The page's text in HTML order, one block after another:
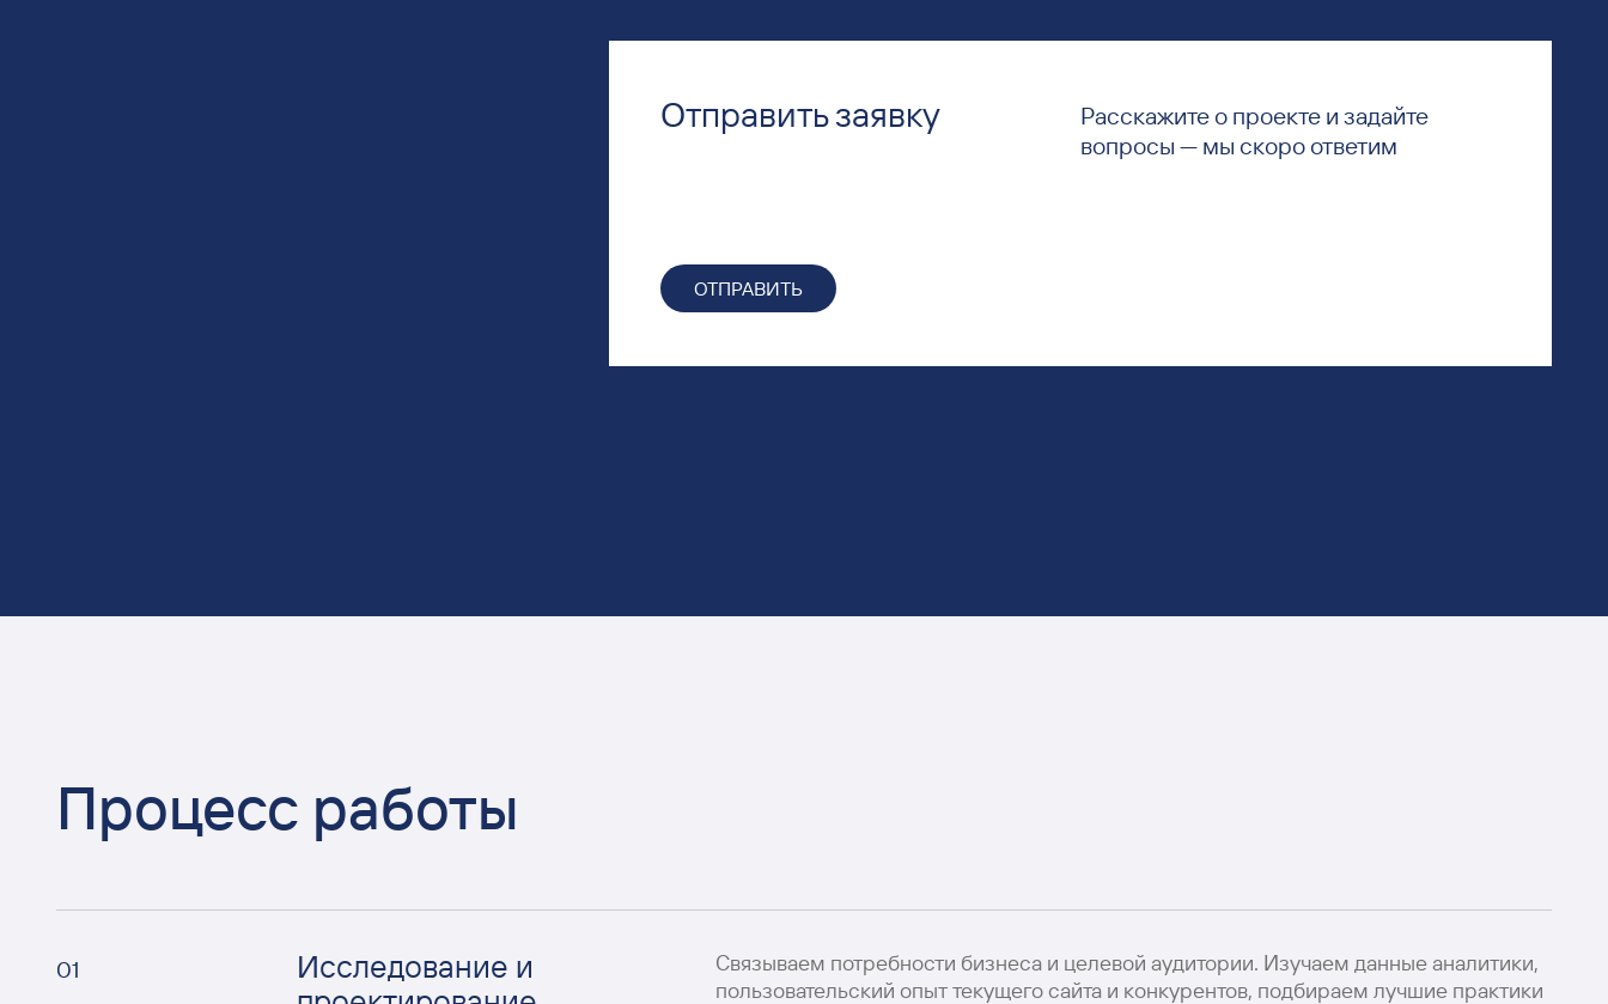
Отправить заявку
Расскажите о проекте и задайте
вопросы — мы скоро ответим
ОТПРАВИТЬ
Процесс работы
01
Исследование и
Связываем потребности бизнеса и целевой аудитории. Изучаем данные аналитики,
пользовательский опыт текущего сайта и конкурентов, подбираем лучшие практики